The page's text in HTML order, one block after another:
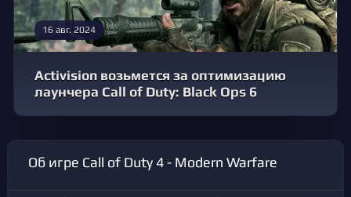
16 авг. 2024
Activision возьмется за оптимизацию
лаунчера Call of Duty: Black Ops 6
Об игре Call of Duty 4 - Modern Warfare